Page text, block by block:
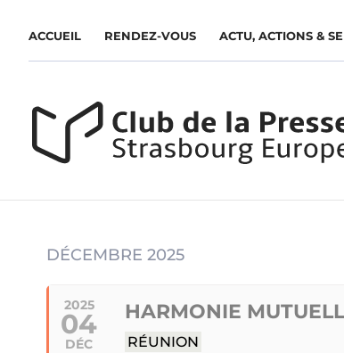
ACCUEIL RENDEZ-VOUS ACTU, ACTIONS &
DÉCEMBRE 2025
2025
04
DÉC
HARMONIE
RÉUNION